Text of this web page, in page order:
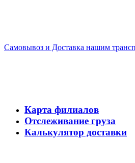
Самовывоз и Доставка нашим
Карта филиалов
Отслеживание груза
Калькулятор доставки